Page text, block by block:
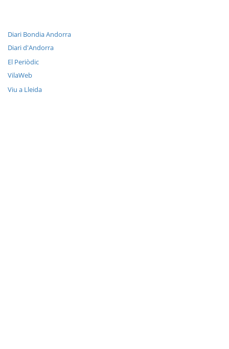
Diari Bondia Andorra
Diari d'Andorra
El Periòdic
VilaWeb
Viu a Lleida